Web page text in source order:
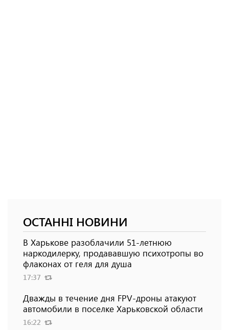
ОСТАННІ НОВИНИ
В Харькове разоблачили 51-летнюю
наркодилерку, продававшую психотропы во
флаконах от геля для душа
17:37
Дважды в течение дня FPV-дроны атакуют
автомобили в поселке Харьковской области
16:22